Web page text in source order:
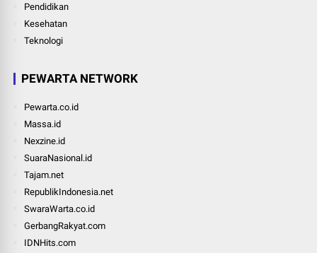
Pendidikan
Kesehatan
Teknologi
PEWARTA NETWORK
Pewarta.co.id
Massa.id
Nexzine.id
SuaraNasional.id
Tajam.net
RepublikIndonesia.net
SwaraWarta.co.id
GerbangRakyat.com
IDNHits.com